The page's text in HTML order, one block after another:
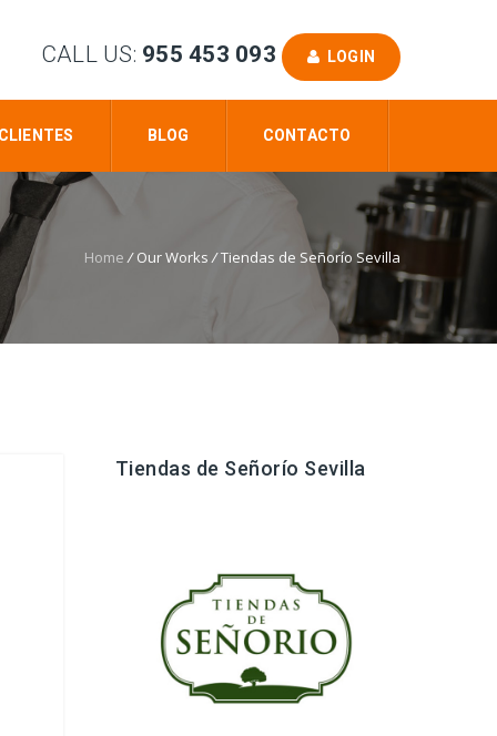
CALL US: 955 453 093 LOGIN
CLIENTES BLOG CONTACTO
Home /Our Works/Tiendas de Señorío Sevilla
Tiendas de Señorío Sevilla